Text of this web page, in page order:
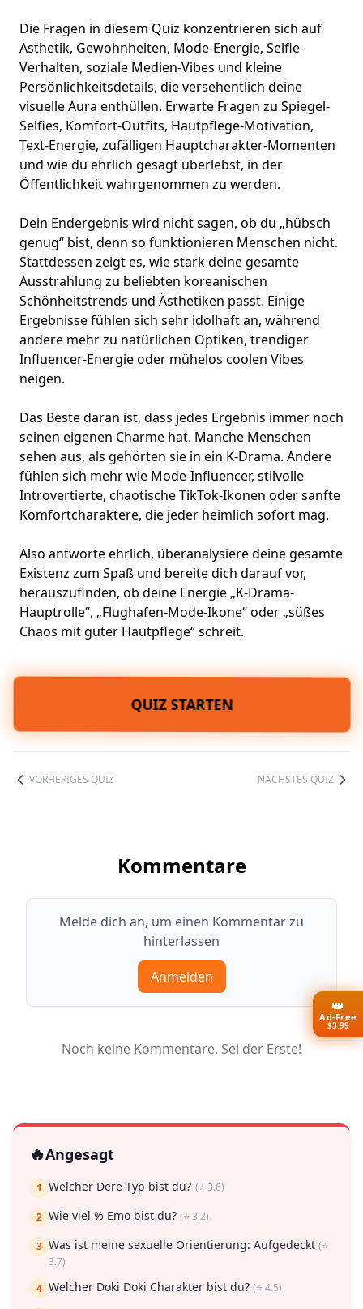
Die Fragen in diesem Quiz konzentrieren sich auf
Ästhetik, Gewohnheiten, Mode-Energie, Selfie-
Verhalten, soziale Medien-Vibes und kleine
Persönlichkeitsdetails, die versehentlich deine
visuelle Aura enthüllen. Erwarte Fragen zu Spiegel-
Selfies, Komfort-Outfits, Hautpflege-Motivation,
Text-Energie, zufälligen Hauptcharakter-Momenten
und wie du ehrlich gesagt überlebst, in der
Öffentlichkeit wahrgenommen zu werden.
Dein Endergebnis wird nicht sagen, ob du „hübsch
genug“ bist, denn so funktionieren Menschen nicht.
Stattdessen zeigt es, wie stark deine gesamte
Ausstrahlung zu beliebten koreanischen
Schönheitstrends und Ästhetiken passt. Einige
Ergebnisse fühlen sich sehr idolhaft an, während
andere mehr zu natürlichen Optiken, trendiger
Influencer-Energie oder mühelos coolen Vibes
neigen.
Das Beste daran ist, dass jedes Ergebnis immer noch
seinen eigenen Charme hat. Manche Menschen
sehen aus, als gehörten sie in ein K-Drama. Andere
fühlen sich mehr wie Mode-Influencer, stilvolle
Introvertierte, chaotische TikTok-Ikonen oder sanfte
Komfortcharaktere, die jeder heimlich sofort mag.
Also antworte ehrlich, überanalysiere deine gesamte
Existenz zum Spaß und bereite dich darauf vor,
herauszufinden, ob deine Energie „K-Drama-
Hauptrolle“, „Flughafen-Mode-Ikone“ oder „süßes
Chaos mit guter Hautpflege“ schreit.
QUIZ STARTEN
VORHERIGES QUIZ NÄCHSTES QUIZ
Kommentare
Melde dich an, um einen Kommentar zu
hinterlassen
Anmelden
Noch keine Kommentare. Sei der Erste!
🔥Angesagt
1 Welcher Dere-Typ bist du? (⭐ 3.6)
2 Wie viel % Emo bist du? (⭐ 3.2)
3 Was ist meine sexuelle Orientierung: Aufgedeckt (⭐
3.7)
4 Welcher Doki Doki Charakter bist du? (⭐ 4.5)
👑
Ad-Free
$3.99